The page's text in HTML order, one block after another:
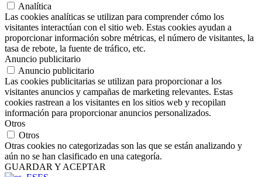
Analítica
Las cookies analíticas se utilizan para comprender cómo los
visitantes interactúan con el sitio web. Estas cookies ayudan a
proporcionar información sobre métricas, el número de visitantes, la
tasa de rebote, la fuente de tráfico, etc.
Anuncio publicitario
Anuncio publicitario
Las cookies publicitarias se utilizan para proporcionar a los
visitantes anuncios y campañas de marketing relevantes. Estas
cookies rastrean a los visitantes en los sitios web y recopilan
información para proporcionar anuncios personalizados.
Otros
Otros
Otras cookies no categorizadas son las que se están analizando y
aún no se han clasificado en una categoría.
GUARDAR Y ACEPTAR